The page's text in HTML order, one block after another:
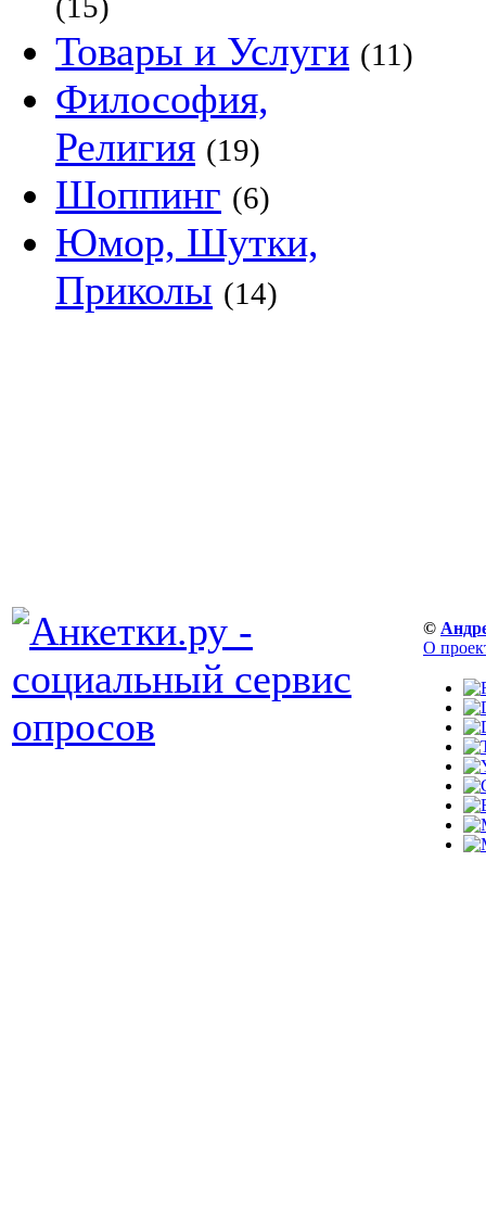
Товары и Услуги (11)
Философия,
Религия (19)
Шоппинг (6)
Юмор, Шутки,
Приколы (14)
©
О